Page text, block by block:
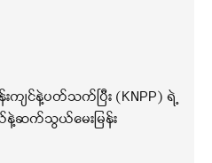
ျင်နဲ့ပတ်သက်ပြီး (KNPP) ရဲ့
နဲ့ဆက်သွယ်မေးမြန်း